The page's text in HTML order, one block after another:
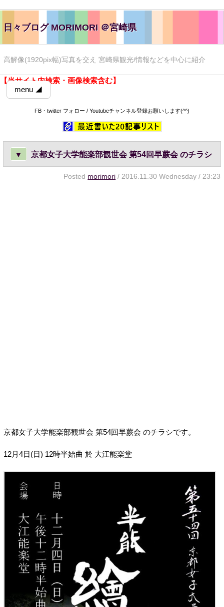
日々ブログ MORIMORI ＠宮崎県
高解像(1920pix幅)写真を交え 宮崎県観光/情報などを中心に紹介
【当サイト内検索・画像検索含む】
menu ◢
FB・twitter フォロー / Youtubeチャンネル登録お願いします(^^)
▼ 京都女子大学能楽部観世会 第54回早蕨会 のチラシ
Posted morimori / 2016.11.30 Wednesday / 23:23
京都女子大学能楽部観世会 第54回早蕨会 のチラシです。
12月4日(日) 12時半始曲 於 大江能楽堂